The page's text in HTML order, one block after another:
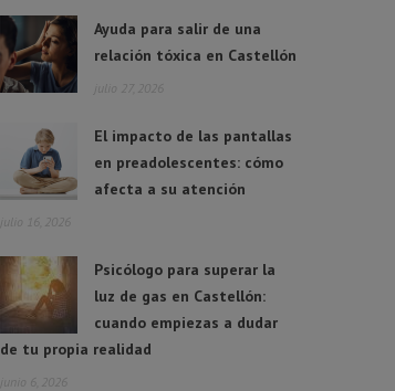
Ayuda para salir de una
relación tóxica en Castellón
julio 27, 2026
El impacto de las pantallas
en preadolescentes: cómo
afecta a su atención
julio 16, 2026
Psicólogo para superar la
luz de gas en Castellón:
cuando empiezas a dudar
de tu propia realidad
junio 6, 2026